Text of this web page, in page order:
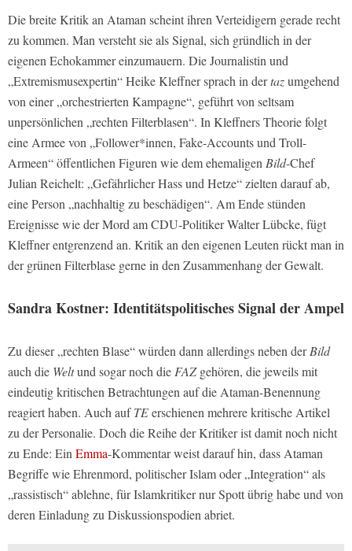
Die breite Kritik an Ataman scheint ihren Verteidigern gerade recht
zu kommen. Man versteht sie als Signal, sich gründlich in der
eigenen Echokammer einzumauern. Die Journalistin und
„Extremismusexpertin“ Heike Kleffner sprach in dertazumgehend
von einer „orchestrierten Kampagne“, geführt von seltsam
unpersönlichen „rechten Filterblasen“. In Kleffners Theorie folgt
eine Armee von „Follower*innen, Fake-Accounts und Troll-
Armeen“ öffentlichen Figuren wie dem ehemaligenBild-Chef
Julian Reichelt: „Gefährlicher Hass und Hetze“ zielten darauf ab,
eine Person „nachhaltig zu beschädigen“. Am Ende stünden
Ereignisse wie der Mord am CDU-Politiker Walter Lübcke, fügt
Kleffner entgrenzend an. Kritik an den eigenen Leuten rückt man in
der grünen Filterblase gerne in den Zusammenhang der Gewalt.
Sandra Kostner: Identitätspolitisches Signal der Ampel
Zu dieser „rechten Blase“ würden dann allerdings neben derBild
auch die Weltund sogar noch dieFAZgehören, die jeweils mit
eindeutig kritischen Betrachtungen auf die Ataman-Benennung
reagiert haben. Auch aufTEerschienen mehrere kritische Artikel
zu der Personalie. Doch die Reihe der Kritiker ist damit noch nicht
zu Ende: EinEmma-Kommentar weist darauf hin, dass Ataman
Begriffe wie Ehrenmord, politischer Islam oder „Integration“ als
„rassistisch“ ablehne, für Islamkritiker nur Spott übrig habe und von
deren Einladung zu Diskussionspodien abriet.